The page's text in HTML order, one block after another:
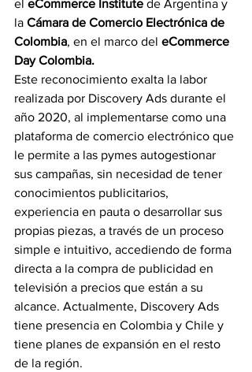
el eCommerce Institute de Argentina y
la Cámara de Comercio Electrónica de
Colombia, en el marco del eCommerce
Day Colombia.
Este reconocimiento exalta la labor
realizada por Discovery Ads durante el
año 2020, al implementarse como una
plataforma de comercio electrónico que
le permite a las pymes autogestionar
sus campañas, sin necesidad de tener
conocimientos publicitarios,
experiencia en pauta o desarrollar sus
propias piezas, a través de un proceso
simple e intuitivo, accediendo de forma
directa a la compra de publicidad en
televisión a precios que están a su
alcance. Actualmente, Discovery Ads
tiene presencia en Colombia y Chile y
tiene planes de expansión en el resto
de la región.